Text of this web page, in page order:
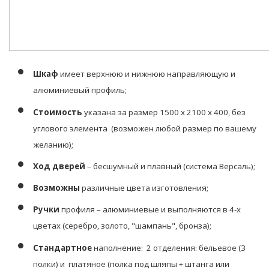
Шкаф имеет верхнюю и нижнюю направляющую и
алюминиевый профиль;
Стоимость указана за размер 1500 х 2100 х 400, без
углового элемента (возможен любой размер по вашему
желанию);
Ход дверей – бесшумный и плавный (система Версаль);
Возможны различные цвета изготовления;
Ручки профиля – алюминиевые и выполняются в 4-х
цветах (серебро, золото, "шампань", бронза);
Стандартноенаполнение: 2 отделения: бельевое (3
полки) и платяное (полка под шляпы + штанга или